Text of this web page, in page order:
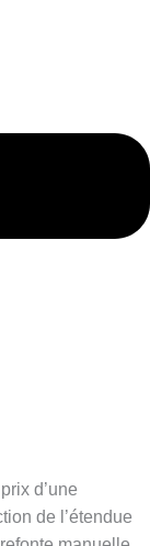
d’une
de l’étendue